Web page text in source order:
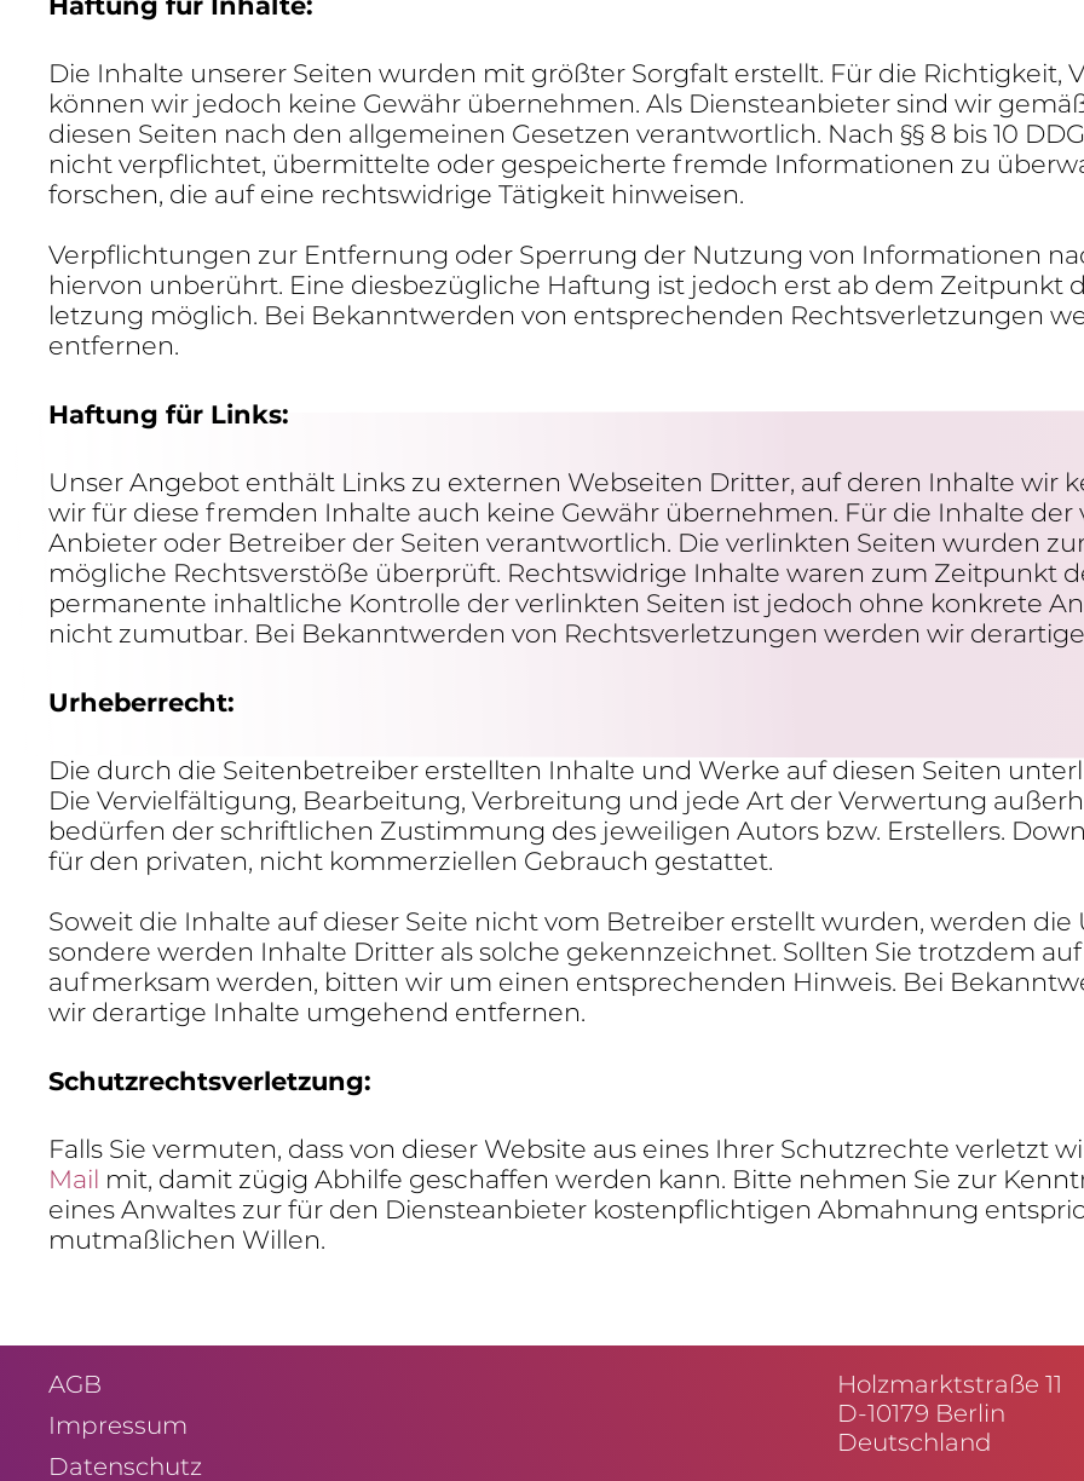
Die Inhalte unserer Seiten wurden mit größter Sorg­falt erstellt. Für die Rich­tig­keit,
können wir jedoch keine Gewähr über­nehmen. Als Diens­te­an­bieter sind wir
diesen Seiten nach den allge­meinen Gesetzen verant­wort­lich. Nach §§ 8 bis 10
nicht verpflichtet, über­mit­telte oder gespei­cherte fremde Infor­ma­tionen zu
forschen, die auf eine rechts­wid­rige Tätig­keit hinweisen.
Verpflich­tungen zur Entfer­nung oder Sper­rung der Nutzung von Infor­ma­tionen
hiervon unbe­rührt. Eine dies­be­züg­liche Haftung ist jedoch erst ab dem Zeit­punkt
let­zung möglich. Bei Bekannt­werden von entspre­chenden Rechts­ver­let­zungen
entfernen.
Haftung für Links:
Unser Angebot enthält Links zu externen Webseiten Dritter, auf deren Inhalte wir
wir für diese fremden Inhalte auch keine Gewähr über­nehmen. Für die Inhalte
Anbieter oder Betreiber der Seiten verant­wort­lich. Die verlinkten Seiten wurden
mögliche Rechts­ver­stöße über­prüft. Rechts­wid­rige Inhalte waren zum Zeit­punkt
perma­nente inhalt­liche Kontrolle der verlinkten Seiten ist jedoch ohne konkrete
nicht zumutbar. Bei Bekannt­werden von Rechts­ver­let­zungen werden wir
Urhe­ber­recht:
Die durch die Seiten­be­treiber erstellten Inhalte und Werke auf diesen Seiten
Die Verviel­fäl­ti­gung, Bear­bei­tung, Verbrei­tung und jede Art der Verwer­tung
bedürfen der schrift­li­chen Zustim­mung des jewei­ligen Autors bzw. Erstel­lers.
für den privaten, nicht kommer­zi­ellen Gebrauch gestattet.
Soweit die Inhalte auf dieser Seite nicht vom Betreiber erstellt wurden, werden
son­dere werden Inhalte Dritter als solche gekenn­zeichnet. Sollten Sie trotzdem
aufmerksam werden, bitten wir um einen entspre­chenden Hinweis. Bei
wir derar­tige Inhalte umge­hend entfernen.
Schutz­rechts­ver­let­zung:
Falls Sie vermuten, dass von dieser Website aus eines Ihrer Schutz­rechte verletzt
Mail mit, damit zügig Abhilfe geschaffen werden kann. Bitte nehmen Sie zur
eines Anwaltes zur für den Diens­te­an­bieter kosten­pflich­tigen Abmah­nung
mutmaß­li­chen Willen.
AGB
Impressum
Daten­schutz
Holz­markt­straße 11
D-10179 Berlin
Deutschland